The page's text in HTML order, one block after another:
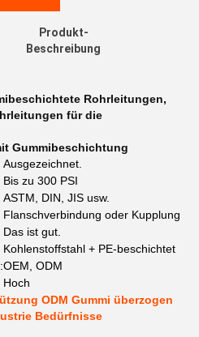
Produkt-
Beschreibung
Rohrleitungen,
für die
Gummibeschichtung
Ausgezeichnet.
Bis zu 300 PSI
ASTM, DIN, JIS usw.
Flanschverbindung oder Kupplung
Das ist gut.
Kohlenstoffstahl + PE-beschichtet
OEM, ODM
Hoch
ODM Gummi überzogen
Bedürfnisse